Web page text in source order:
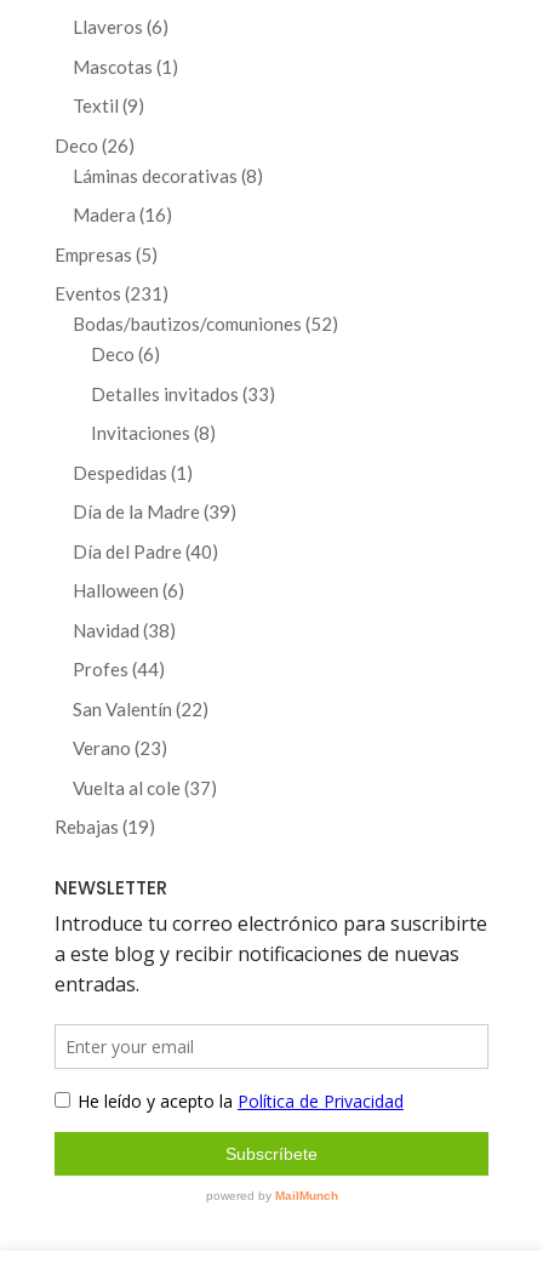
Llaveros 66
productos
Mascotas 1 1
Textil 99
Deco 2626
productos
Láminas decorativas 88
Madera 1616
Empresas 55
productos
Eventos 231 231
productos
Bodas/bautizos/comuniones 5252
Deco 66
productos
Detalles invitados 3333
Invitaciones 88
Despedidas 1 1
producto
Día de la Madre 3939
Día del Padre 4040
Halloween 66
Navidad 3838
Profes 4444
productos
San Valentín 2222
Verano 2323
productos
Vuelta al cole 3737
Rebajas 1919
NEWSLETTER